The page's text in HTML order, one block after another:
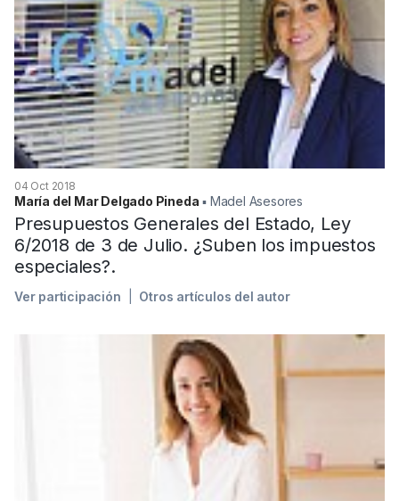
04 Oct 2018
María del Mar Delgado Pineda ▪︎ Madel Asesores
Presupuestos Generales del Estado, Ley
6/2018 de 3 de Julio. ¿Suben los impuestos
especiales?.
Ver participación Otros artículos del autor